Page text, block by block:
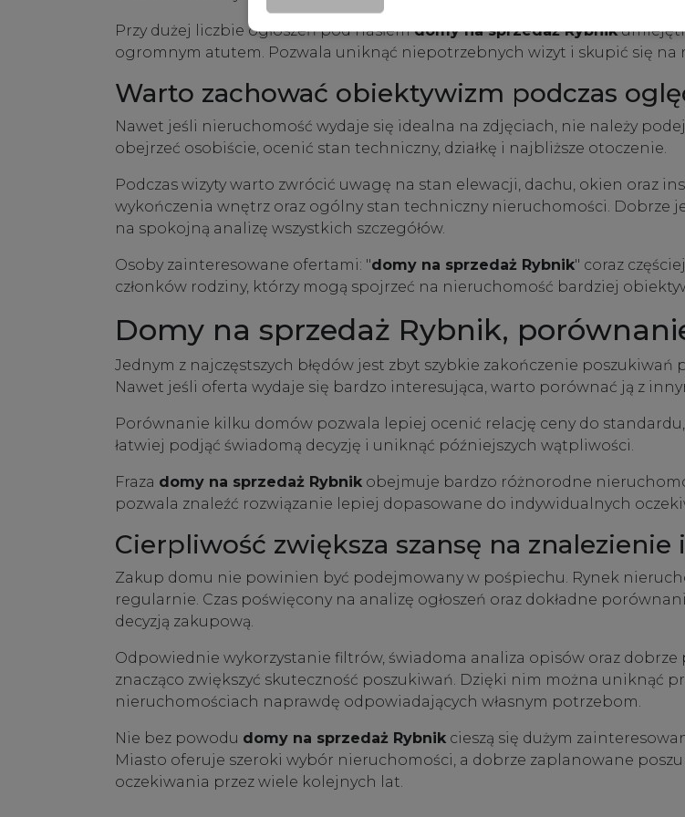
Przy dużej liczbie ogłoszeń pod hasłemdomy na sprzedaż Rybnik
ogromnym atutem. Pozwala uniknąć niepotrzebnych wizyt i skupić się
Warto zachować obiektywizm podczas
Nawet jeśli nieruchomość wydaje się idealna na zdjęciach, nie należy
obejrzeć osobiście, ocenić stan techniczny, działkę i najbliższe otoczenie.
Podczas wizyty warto zwrócić uwagę na stan elewacji, dachu, okien oraz
wykończenia wnętrz oraz ogólny stan techniczny nieruchomości. Dobrze
na spokojną analizę wszystkich szczegółów.
Osoby zainteresowane ofertami: "domy na sprzedaż Rybnik" coraz
członków rodziny, którzy mogą spojrzeć na nieruchomość bardziej
Domy na sprzedaż Rybnik,
Jednym z najczęstszych błędów jest zbyt szybkie zakończenie
Nawet jeśli oferta wydaje się bardzo interesująca, warto porównać ją z
Porównanie kilku domów pozwala lepiej ocenić relację ceny do
łatwiej podjąć świadomą decyzję i uniknąć późniejszych wątpliwości.
Fraza domy na sprzedaż Rybnik obejmuje bardzo różnorodne
pozwala znaleźć rozwiązanie lepiej dopasowane do indywidualnych
Cierpliwość zwiększa szansę na
Zakup domu nie powinien być podejmowany w pośpiechu. Rynek
regularnie. Czas poświęcony na analizę ogłoszeń oraz dokładne
decyzją zakupową.
Odpowiednie wykorzystanie filtrów, świadoma analiza opisów oraz
znacząco zwiększyć skuteczność poszukiwań. Dzięki nim można uniknąć
nieruchomościach naprawdę odpowiadających własnym potrzebom.
Nie bez powodu domy na sprzedaż Rybnik cieszą się dużym
Miasto oferuje szeroki wybór nieruchomości, a dobrze zaplanowane
oczekiwania przez wiele kolejnych lat.